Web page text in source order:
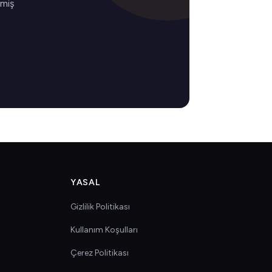
YASAL
Gizlilik Politikası
Kullanım Koşulları
Çerez Politikası